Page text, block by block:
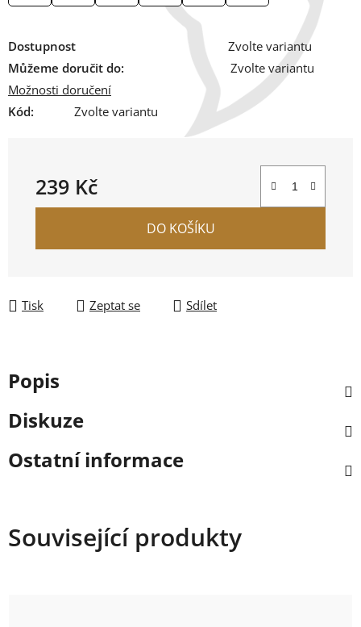
Dostupnost
Zvolte variantu
Můžeme doručit do:
Zvolte variantu
Možnosti doručení
Kód:
Zvolte variantu
239 Kč
Měrná cena:
DO KOŠÍKU
Tisk Zeptat se Sdílet
Popis
Diskuze
Ostatní informace
Související produkty